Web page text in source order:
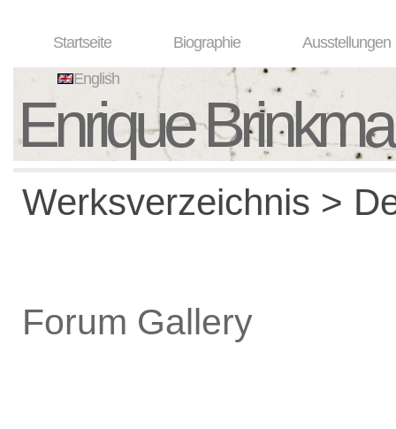
Startseite Biographie Ausstellungen
English
Enrique
Werksverzeichnis >
Forum Gallery